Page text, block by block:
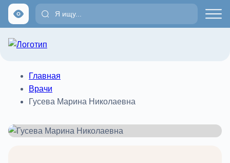
Главная
Врачи
Гусева Марина Николаевна